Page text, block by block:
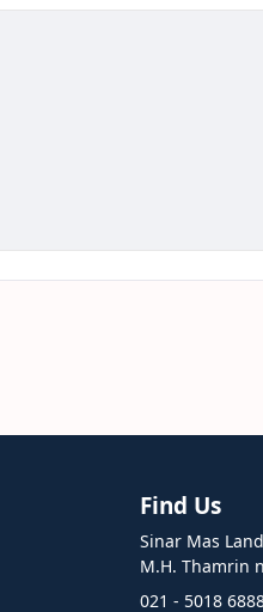
Find Us
Sinar Mas
M.H. Thamrin
021 - 5018